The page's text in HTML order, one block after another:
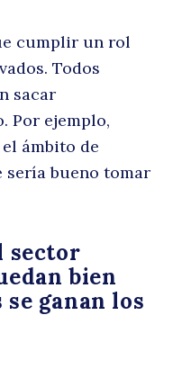
cumplir un rol
Todos
sacar
Por ejemplo,
ámbito de
sería bueno tomar
sector
bien
ganan los